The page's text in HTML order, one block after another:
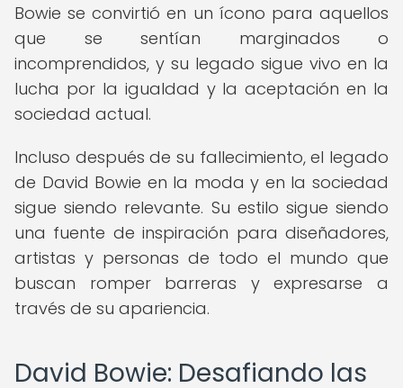
Bowie se convirtió en un ícono para aquellos
que se sentían marginados o
incomprendidos, y su legado sigue vivo en la
lucha por la igualdad y la aceptación en la
sociedad actual.
Incluso después de su fallecimiento, el legado
de David Bowie en la moda y en la sociedad
sigue siendo relevante. Su estilo sigue siendo
una fuente de inspiración para diseñadores,
artistas y personas de todo el mundo que
buscan romper barreras y expresarse a
través de su apariencia.
David Bowie: Desafiando las